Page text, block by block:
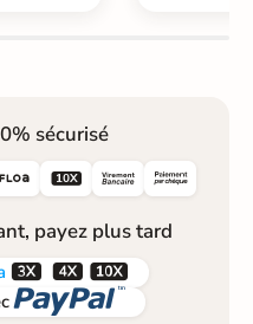
sécurisé
 
payez plus tard
 
